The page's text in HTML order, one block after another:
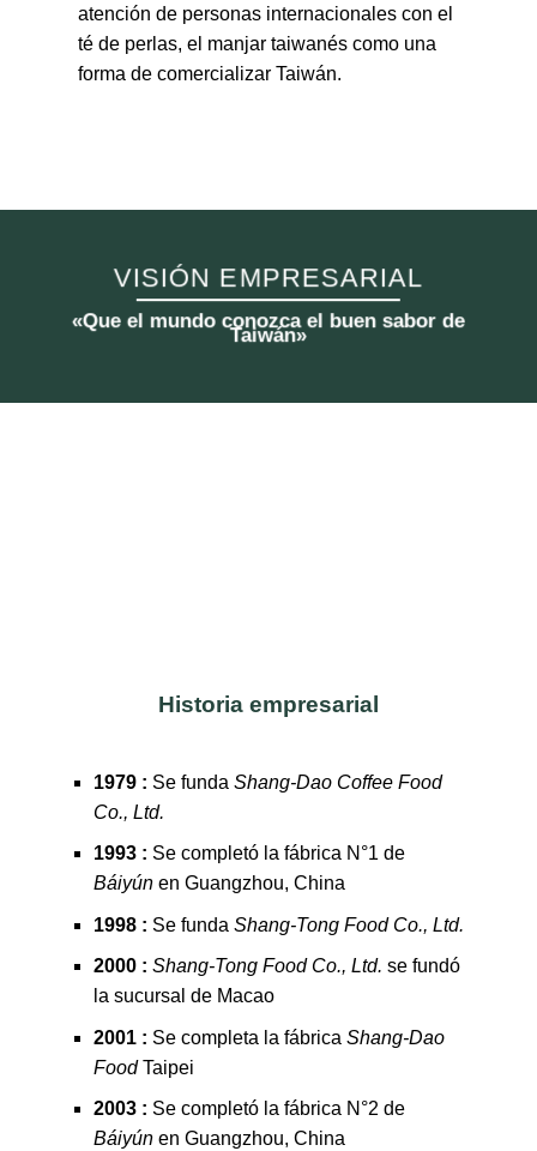
atención de personas internacionales con el
té de perlas, el manjar taiwanés como una
forma de comercializar Taiwán.
VISIÓN EMPRESARIAL
«Que el mundo conozca el buen sabor de
Taiwán»
Historia empresarial
1979 : Se fundaShang-Dao Coffee Food
Co., Ltd.
1993 : Se completó la fábrica N°1 de
Báiyún en Guangzhou, China
1998 : Se fundaShang-Tong Food Co., Ltd.
2000 : Shang-Tong Food Co., Ltd. se fundó
la sucursal de Macao
2001 : Se completa la fábricaShang-Dao
FoodTaipei
2003 : Se completó la fábrica N°2 de
Báiyún en Guangzhou, China